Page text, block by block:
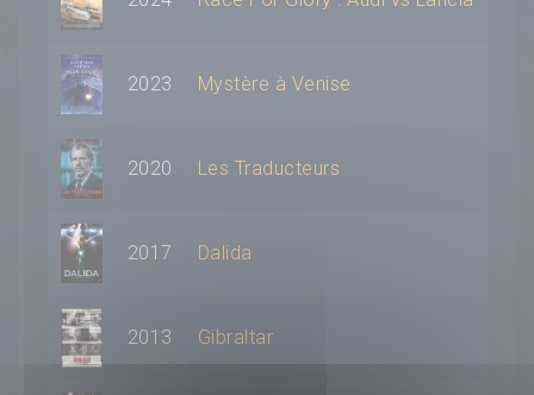
2023 Mystère à Venise
2020 Les Traducteurs
2017 Dalida
2013 Gibraltar